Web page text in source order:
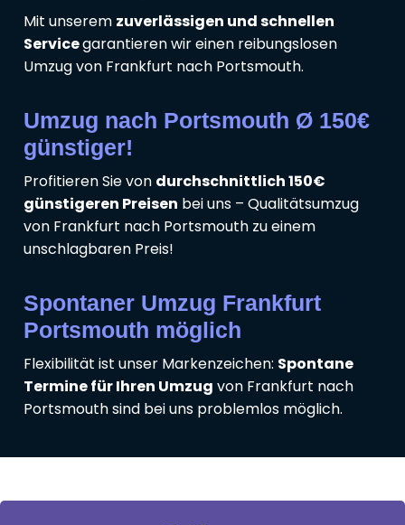
Mit unserem zuverlässigen und schnellen
Servicegarantieren wir einen reibungslosen
Umzug von Frankfurt nach Portsmouth.
Umzug nach Portsmouth Ø 150€
günstiger!
Profitieren Sie von durchschnittlich 150€
günstigeren Preisen bei uns – Qualitätsumzug
von Frankfurt nach Portsmouth zu einem
unschlagbaren Preis!
Spontaner Umzug Frankfurt
Portsmouth möglich
Flexibilität ist unser Markenzeichen: Spontane
Termine für Ihren Umzug von Frankfurt nach
Portsmouth sind bei uns problemlos möglich.